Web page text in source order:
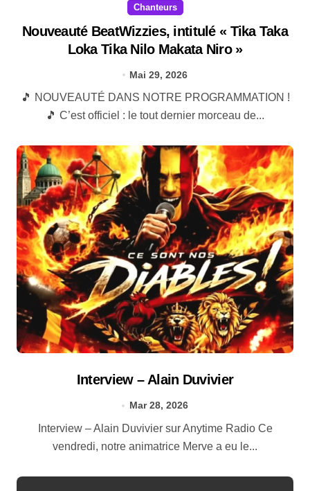
Chanteurs
Nouveauté BeatWizzies, intitulé « Tika Taka
Loka Tika Nilo Makata Niro »
Mai 29, 2026
🎵 NOUVEAUTÉ DANS NOTRE PROGRAMMATION !
🎵 C’est officiel : le tout dernier morceau de...
Interview – Alain Duvivier
Mar 28, 2026
vendredi, notre animatrice Merve a eu le...